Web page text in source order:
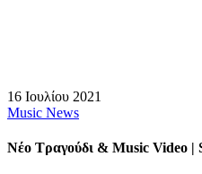
16 Ιουλίου 2021
Music News
Νέο Τραγούδι & Music Video |